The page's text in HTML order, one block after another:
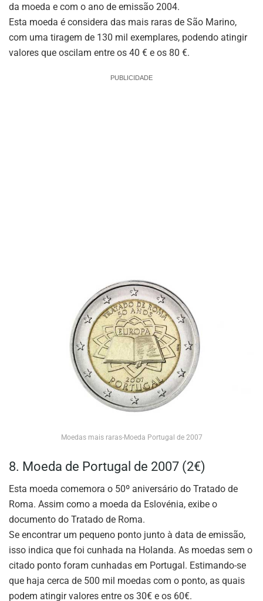
da moeda e com o ano de emissão 2004.
Esta moeda é considera das mais raras de São Marino,
com uma tiragem de 130 mil exemplares, podendo atingir
valores que oscilam entre os 40 € e os 80 €.
PUBLICIDADE
Moedas mais raras-Moeda Portugal de 2007
8. Moeda de Portugal de 2007 (2€)
Esta moeda comemora o 50º aniversário do Tratado de
Roma. Assim como a moeda da Eslovénia, exibe o
documento do Tratado de Roma.
Se encontrar um pequeno ponto junto à data de emissão,
isso indica que foi cunhada na Holanda. As moedas sem o
citado ponto foram cunhadas em Portugal. Estimando-se
que haja cerca de 500 mil moedas com o ponto, as quais
podem atingir valores entre os 30€ e os 60€.